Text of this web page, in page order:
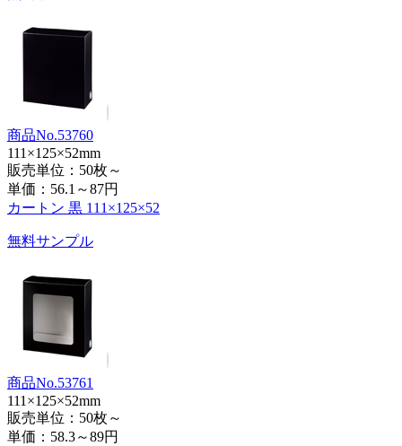
商品No.53760
111×125×52mm
販売単位：50枚～
単価： 56.1～87円
カートン 黒 111×125×52
無料サンプル
商品No.53761
111×125×52mm
販売単位：50枚～
単価： 58.3～89円